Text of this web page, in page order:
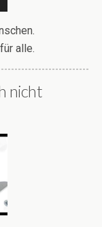
alle.
nicht